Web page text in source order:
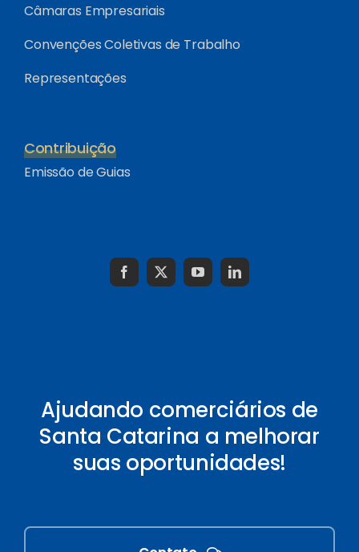
Câmaras Empresariais
Convenções Coletivas de Trabalho
Representações
Contribuição
Emissão de Guias
Ajudando comerciários de
Santa Catarina a melhorar
suas oportunidades!